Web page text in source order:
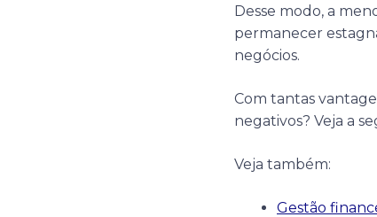
Desse modo, a
permanecer
negócios.
Com tantas
negativos? Veja a
Veja também:
Gestão